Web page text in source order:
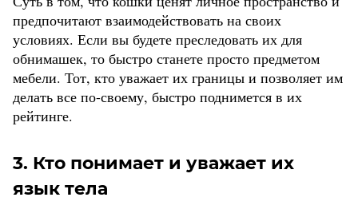
предпочитают взаимодействовать на своих
условиях. Если вы будете преследовать их для
обнимашек, то быстро станете просто предметом
мебели. Тот, кто уважает их границы и позволяет им
делать все по-своему, быстро поднимется в их
рейтинге.
3. Кто понимает и уважает их
язык тела